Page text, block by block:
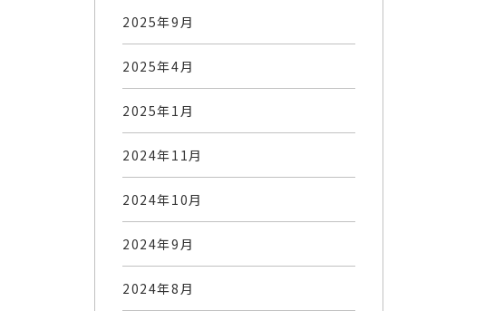
2025年9月
2025年4月
2025年1月
2024年11月
2024年10月
2024年9月
2024年8月